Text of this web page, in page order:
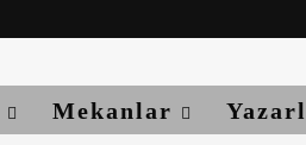
Mekanlar